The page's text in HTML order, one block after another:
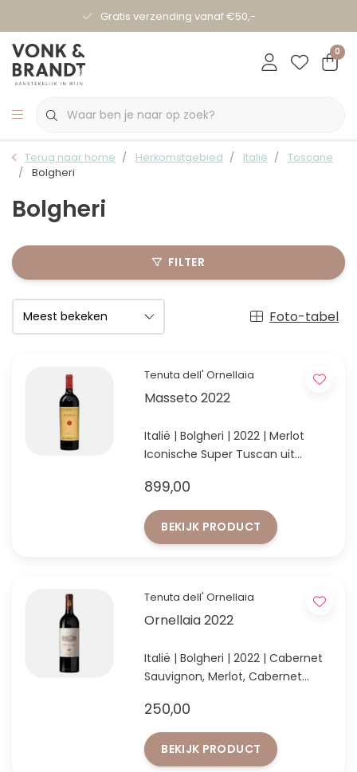
Gratis verzending vanaf €50,-
0
Terug naar home Herkomstgebied Italië
Toscane
Bolgheri
Bolgheri
FILTER
Foto-tabel
Tenuta dell' Ornellaia
Masseto 2022
Italië | Bolgheri | 2022 | Merlot
Iconische Super Tuscan uit
899,00
BEKIJK PRODUCT
Tenuta dell' Ornellaia
Ornellaia 2022
Italië | Bolgheri | 2022 | Cabernet
Sauvignon, Merlot, Cabernet
Italiaanse topklasse, gemaakt
voor de grote momenten
250,00
BEKIJK PRODUCT